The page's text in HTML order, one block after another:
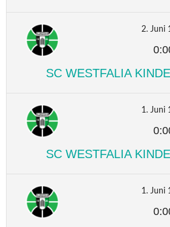
2. Juni
SC WESTFALIA
1. Juni
SC WESTFALIA
1. Juni